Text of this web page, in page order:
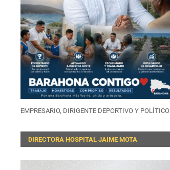
EMPRESARIO, DIRIGENTE DEPORTIVO Y POLÍTICO
DIRECTORA HOSPITAL JAIME MOTA